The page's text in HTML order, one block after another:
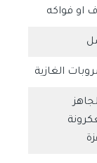
او فواكه
الغازية